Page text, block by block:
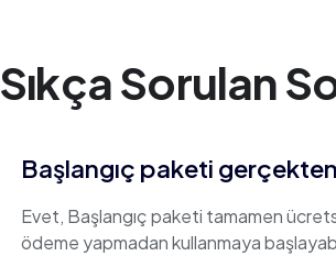
Sıkça Sorulan
Başlangıç paketi
Evet, Başlangıç paketi tamamen
ödeme yapmadan kullanmaya